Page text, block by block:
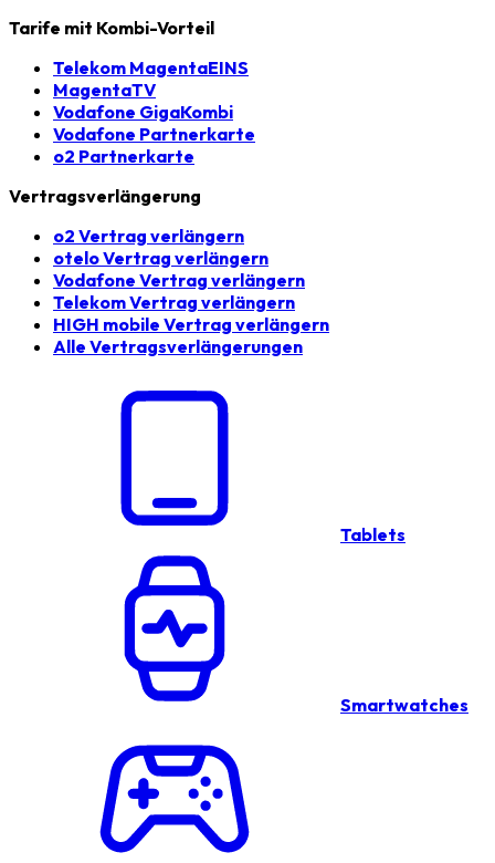
Tarife mit Kombi-Vorteil
Telekom MagentaEINS
MagentaTV
Vodafone GigaKombi
Vodafone Partnerkarte
o2 Partnerkarte
Vertragsverlängerung
o2 Vertrag verlängern
otelo Vertrag verlängern
Vodafone Vertrag verlängern
Telekom Vertrag verlängern
HIGH mobile Vertrag verlängern
Alle Vertragsverlängerungen
Tablets
Smartwatches